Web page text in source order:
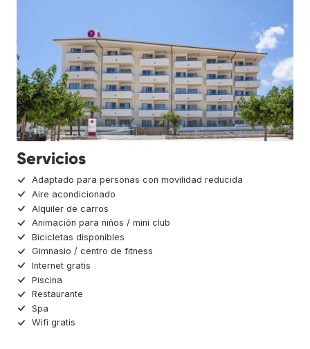
Servicios
Adaptado para personas con movilidad reducida
Aire acondicionado
Alquiler de carros
Animación para niños / mini club
Bicicletas disponibles
Gimnasio / centro de fitness
Internet gratis
Piscina
Restaurante
Spa
Wifi gratis